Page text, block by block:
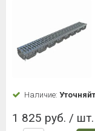
Наличие:
1 825 руб. / шт.